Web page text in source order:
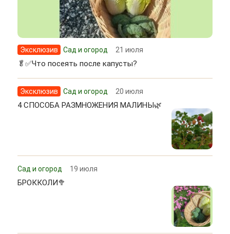
Эксклюзив Сад и огород 21 июля
🥬✅Что посеять после капусты?
Эксклюзив Сад и огород 20 июля
4 СПОСОБА РАЗМНОЖЕНИЯ МАЛИНЫ🌿
Сад и огород 19 июля
БРОККОЛИ🥦